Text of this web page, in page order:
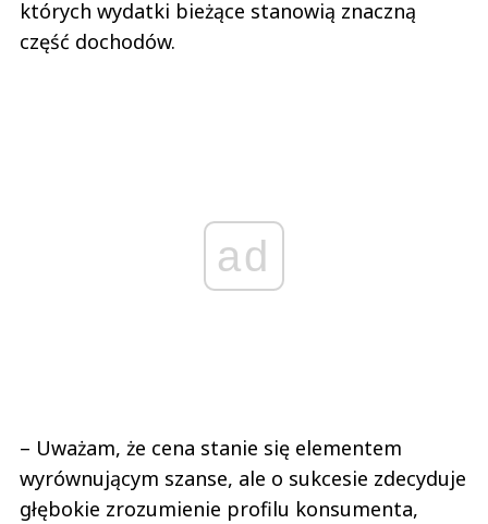
których wydatki bieżące stanowią znaczną
część dochodów.
ad
– Uważam, że cena stanie się elementem
wyrównującym szanse, ale o sukcesie zdecyduje
głębokie zrozumienie profilu konsumenta,